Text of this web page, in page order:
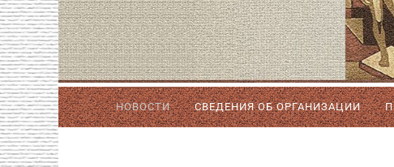
НОВОСТИ СВЕДЕНИЯ ОБ ОРГАНИЗАЦИИ